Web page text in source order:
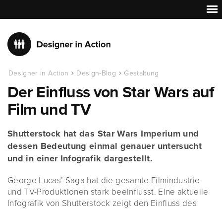
Designer in Action Design-Blog Gestaltung
Der Einfluss von Star Wars auf
Film und TV
Shutterstock hat das Star Wars Imperium und
dessen Bedeutung einmal genauer untersucht
und in einer Infografik dargestellt.
George Lucas’ Saga hat die gesamte Filmindustrie
und TV-Produktionen stark beeinflusst. Eine aktuelle
Infografik von Shutterstock zeigt den Einfluss des